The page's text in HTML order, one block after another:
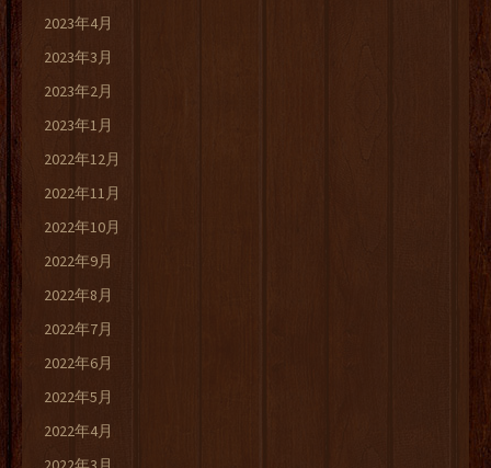
2023年4月
2023年3月
2023年2月
2023年1月
2022年12月
2022年11月
2022年10月
2022年9月
2022年8月
2022年7月
2022年6月
2022年5月
2022年4月